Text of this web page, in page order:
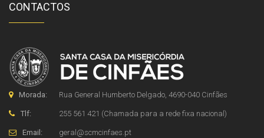
CONTACTOS
Morada: Rua General Humberto Delgado, 4690-040 Cinfães
Tlf: 255 561 421 (Chamada para a rede fixa nacional)
Email: geral @scmcinfaes.pt